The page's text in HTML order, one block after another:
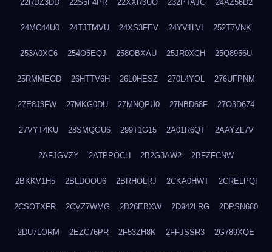
22RDZ3DD 22S5F4PR 22XXR3UO 232PTAJG 24AZ56D2
24MC44U0 24TJTMVU 24XS3FEV 24YV1LVI 252T7VNK
253A0XC6 254O5EQJ 258OBXAU 25JR0XCH 25Q8956U
25RMMEOD 26HTTV6H 26L0HESZ 270L4YOL 276UFPNM
27E8J3FW 27MKG0DU 27MNQPU0 27NBD68F 27O3D674
27VYT4KU 28SMQGU6 299T1G15 2A01R6QT 2AAYZL7V
2AFJGVZY 2ATPPOCH 2B2G3AW2 2BFZFCNW
2BKKV1H5 2BLDOOU6 2BRHOLRJ 2CKA0HWT 2CRELPQI
2CSOTXFR 2CVZ7WMG 2D26EBXW 2D942LRG 2DPSN680
2DU7LORM 2EZC76PR 2F53ZH8K 2FFJSSR3 2G789XQE